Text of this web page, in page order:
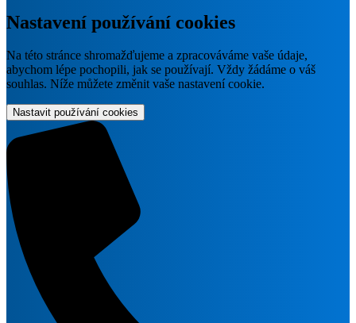
Nastavení používání cookies
Na této stránce shromažďujeme a zpracováváme vaše údaje,
abychom lépe pochopili, jak se používají. Vždy žádáme o váš
souhlas. Níže můžete změnit vaše nastavení cookie.
Nastavit používání cookies